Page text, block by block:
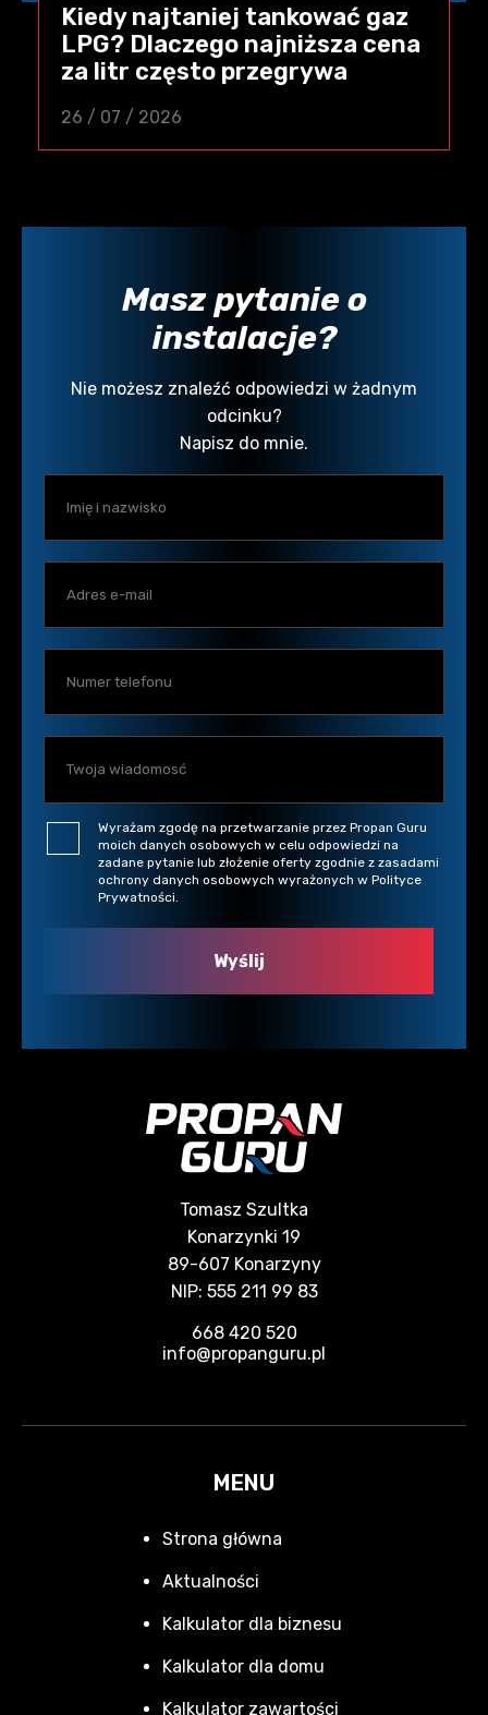
Kiedy najtaniej tankować gaz
LPG? Dlaczego najniższa cena
za litr często przegrywa
26 / 07 / 2026
Masz pytanie o
instalacje?
Nie możesz znaleźć odpowiedzi w żadnym
odcinku?
Napisz do mnie.
Wyrażam zgodę na przetwarzanie przez Propan Guru
moich danych osobowych w celu odpowiedzi na
zadane pytanie lub złożenie oferty zgodnie z zasadami
ochrony danych osobowych wyrażonych w Polityce
Prywatności.
Tomasz Szultka
Konarzynki 19
89-607 Konarzyny
NIP: 555 211 99 83
668 420 520
info@propanguru.pl
MENU
Strona główna
Aktualności
Kalkulator dla biznesu
Kalkulator dla domu
Kalkulator zawartości